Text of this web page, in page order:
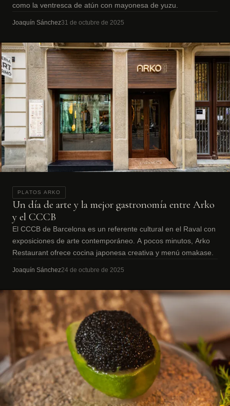
como la ventresca de atún con mayonesa de yuzu.
Joaquín Sánchez31 de octubre de 2025
PLATOS ARKO
Un día de arte y la mejor gastronomía entre Arko
y el CCCB
El CCCB de Barcelona es un referente cultural en el Raval con
exposiciones de arte contemporáneo. A pocos minutos, Arko
Restaurant ofrece cocina japonesa creativa y menú omakase.
Joaquín Sánchez24 de octubre de 2025